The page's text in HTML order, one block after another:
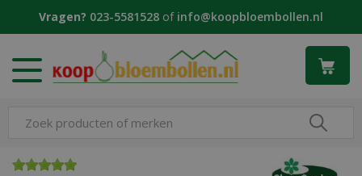
Vragen? 023-5581528 of info@koopbloembollen.nl